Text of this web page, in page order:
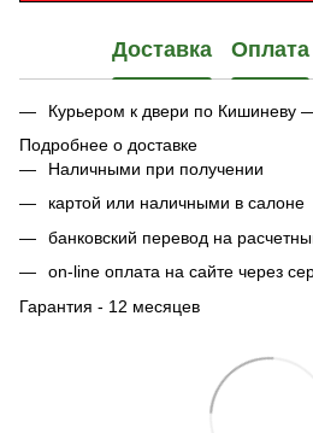
Доставка Оплата
Курьером к двери по Кишиневу
Подробнее о доставке
Наличными при получении
картой или наличными в салоне
банковский перевод на
on-line оплата на сайте через
Гарантия - 12 месяцев